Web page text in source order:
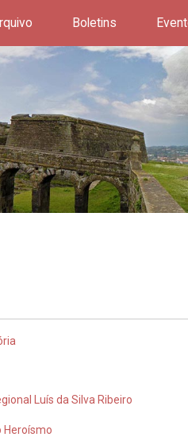
Boletins
Luís da Silva Ribeiro
Heroísmo